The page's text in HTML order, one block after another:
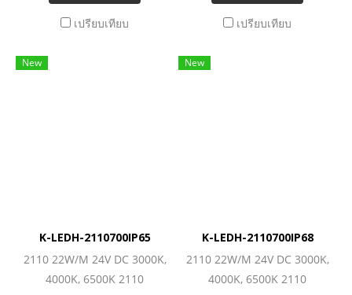
เปรียบเทียบ เปรียบเทียบ
New
K-LEDH-2110700IP65
2110 22W/M 24V DC 3000K,
4000K, 6500K 2110
New
K-LEDH-2110700IP68
2110 22W/M 24V DC 3000K,
4000K, 6500K 2110